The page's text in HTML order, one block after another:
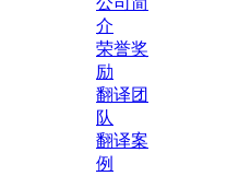
介
荣誉奖
励
翻译团
队
翻译案
例